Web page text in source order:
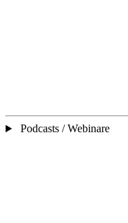
Podcasts / Webinare